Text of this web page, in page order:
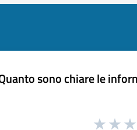
sono chiare le